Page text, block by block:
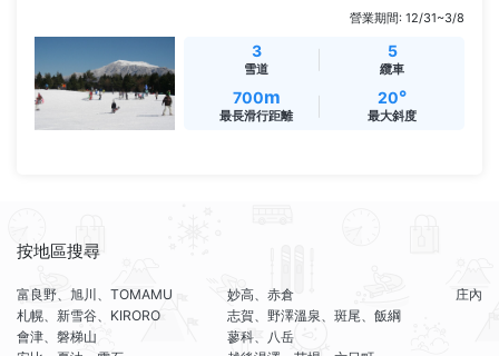
營業期間: 12/31~3/8
3
雪道
5
纜車
700m
最長滑行距離
20°
最大斜度
按地區搜尋
富良野、旭川、TOMAMU
札幌、新雪谷、KIRORO
會津、磐梯山
妙高、赤倉
志賀、野澤溫泉、斑尾、飯綱
蓼科、八岳
庄內